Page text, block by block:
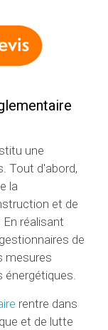
une
Tout d'abord,
la
et de
réalisant
de
mesures
énergétiques.
rentre dans
et de lutte